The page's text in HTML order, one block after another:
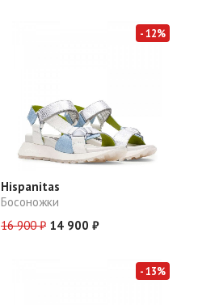
- 12%
Hispanitas
Босоножки
16 900 ₽ 14 900 ₽
- 13%